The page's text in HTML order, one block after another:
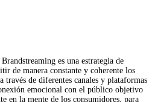
Brandstreaming es una estrategia de
de manera constante y coherente los
través de diferentes canales y plataformas
emocional con el público objetivo
en la mente de los consumidores, para